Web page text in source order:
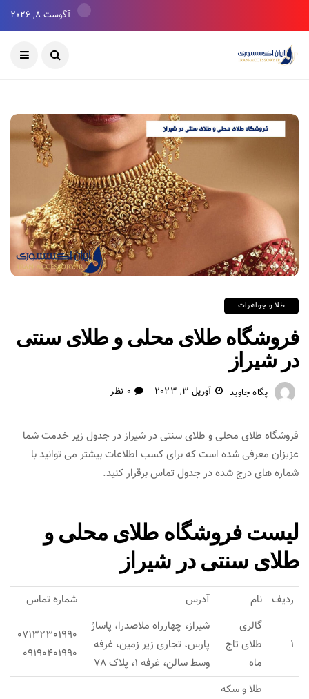
آگوست 8, 2026
طلا و جواهرات
فروشگاه طلای محلی و طلای سنتی
در شیراز
پگاه جاوید آوریل 3, 2023 0 نظر
فروشگاه طلای محلی و طلای سنتی در شیراز در جدول زیر خدمت شما
عزیزان معرفی شده است که برای کسب اطلاعات بیشتر می توانید با
شماره های درج شده در جدول تماس برقرار کنید.
لیست فروشگاه طلای محلی و
طلای سنتی در شیراز
ردیف نام آدرس شماره تماس
1
گالری
طلای تاج
ماه
​شیراز، چهارراه ملاصدرا، پاساژ
پارس، تجاری زیر زمین، غرفه
وسط سالن، غرفه 1، پلاک 78
07132301990
09190401990
طلا و سکه